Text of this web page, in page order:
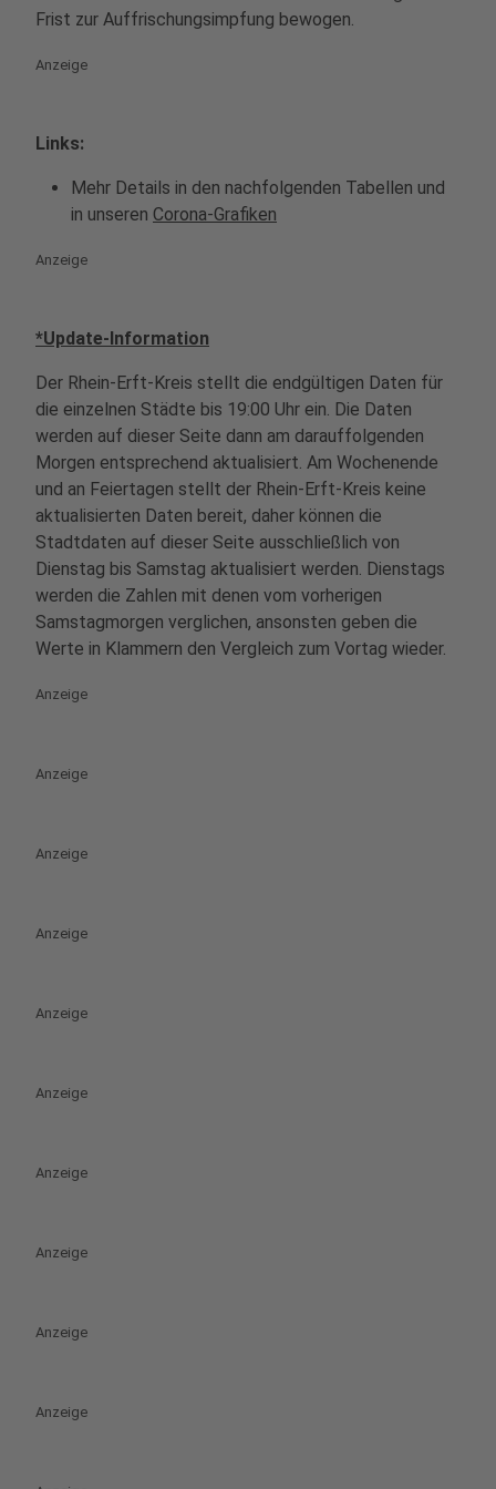
Frist zur Auffrischungsimpfung bewogen.
Anzeige
Links:
Mehr Details in den nachfolgenden Tabellen und
in unseren Corona-Grafiken
Anzeige
*Update-Information
Der Rhein-Erft-Kreis stellt die endgültigen Daten für
die einzelnen Städte bis 19:00 Uhr ein. Die Daten
werden auf dieser Seite dann am darauffolgenden
Morgen entsprechend aktualisiert. Am Wochenende
und an Feiertagen stellt der Rhein-Erft-Kreis keine
aktualisierten Daten bereit, daher können die
Stadtdaten auf dieser Seite ausschließlich von
Dienstag bis Samstag aktualisiert werden. Dienstags
werden die Zahlen mit denen vom vorherigen
Samstagmorgen verglichen, ansonsten geben die
Werte in Klammern den Vergleich zum Vortag wieder.
Anzeige
Anzeige
Anzeige
Anzeige
Anzeige
Anzeige
Anzeige
Anzeige
Anzeige
Anzeige